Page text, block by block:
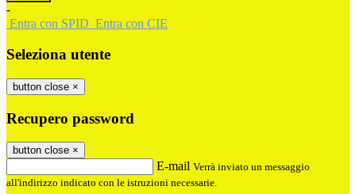
-
Entra con SPID Entra con CIE
Seleziona utente
button close ×
Recupero password
button close ×
E-mail Verrà inviato un messaggio
all'indirizzo indicato con le istruzioni necessarie.